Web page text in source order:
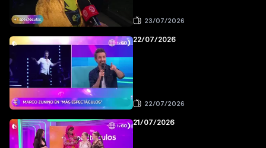
23/07/2026
22/07/2026
22/07/2026
21/07/2026